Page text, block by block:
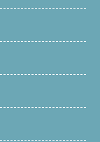
box-shadow: 0
} #scroll-
size: 16px;
100%; display:
bottom 0.3s